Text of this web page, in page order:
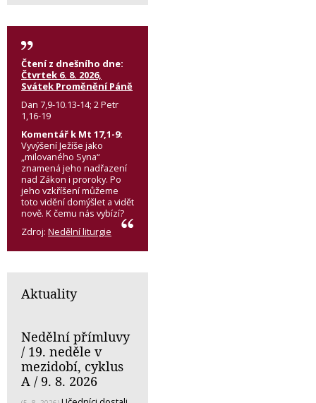
Čtení z dnešního dne:
Čtvrtek 6. 8. 2026,
Svátek Proměnění Páně
Dan 7,9-10.13-14; 2 Petr
1,16-19
Komentář k Mt 17,1-9:
Vyvýšení Ježíše jako
„milovaného Syna“
znamená jeho nadřazení
nad Zákon i proroky. Po
jeho vzkříšení můžeme
toto vidění domýšlet a vidět
nově. K čemu nás vybízí?
Zdroj: Nedělní liturgie
Aktuality
Nedělní přímluvy
/ 19. neděle v
mezidobí, cyklus
A / 9. 8. 2026